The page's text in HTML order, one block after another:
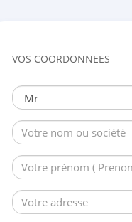
VOS COORDONNEES